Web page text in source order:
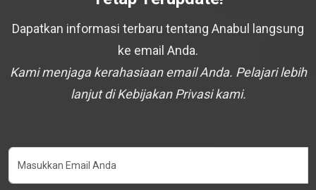
Dapatkan informasi terbaru tentang Anabul langsung
ke email Anda.
Kami menjaga kerahasiaan email Anda. Pelajari lebih
lanjut di Kebijakan Privasi kami.